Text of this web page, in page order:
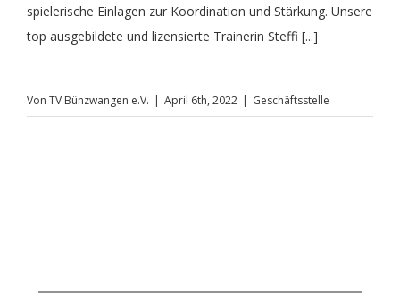
Handball Senioren – Volleyball Mixed
Handball
STB-LIGA
Saisonheft
Medien
Unterstützer
spielerische Einlagen zur Koordination und Stärkung. Unsere
top ausgebildete und lizensierte Trainerin Steffi [...]
Von TV Bünzwangen e.V. | April 6th, 2022 | Geschäftsstelle